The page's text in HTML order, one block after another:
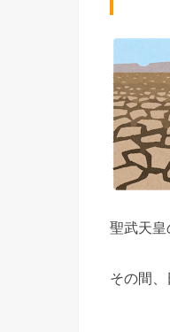
聖武天皇
その間